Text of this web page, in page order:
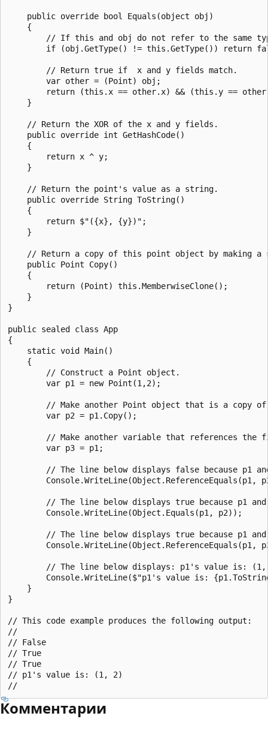
    public override bool Equals(object obj)
    {
// If this and obj do not refer to the same
if (obj.GetType() != this.GetType()) return
        // Return true if  x and y fields match.
        var other = (Point) obj;
return (this.x == other.x) && (this.y ==
    }
    // Return the XOR of the x and y fields.
    public override int GetHashCode()
    {
        return x ^ y;
    }
    // Return the point's value as a string.
    public override String ToString()
    {
        return $"({x}, {y})";
    }
// Return a copy of this point object by making a
    public Point Copy()
    {
        return (Point) this.MemberwiseClone();
    }
}
public sealed class App
{
    static void Main()
    {
        // Construct a Point object.
        var p1 = new Point(1,2);
// Make another Point object that is a copy
        var p2 = p1.Copy();
// Make another variable that references the
        var p3 = p1;
// The line below displays false because p1
Console.WriteLine(Object.ReferenceEquals(p1,
// The line below displays true because p1
        Console.WriteLine(Object.Equals(p1, p2));
// The line below displays true because p1
Console.WriteLine(Object.ReferenceEquals(p1,
// The line below displays: p1's value is: (1,
Console.WriteLine($"p1's value is:
    }
}
// This code example produces the following output:
//
// False
// True
// True
// p1's value is: (1, 2)
Комментарии